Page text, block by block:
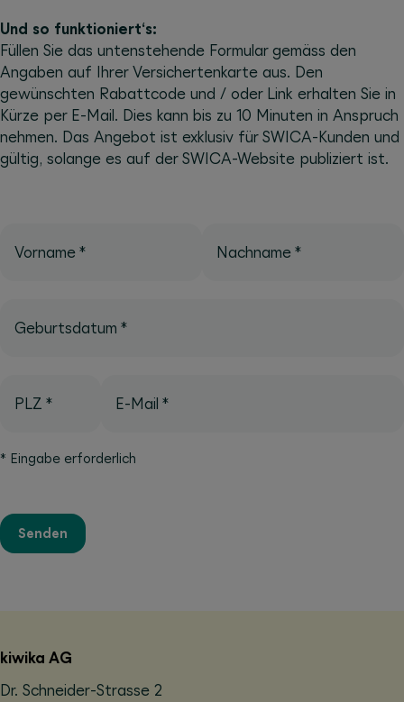
Und so funktioniert‘s:
Füllen Sie das untenstehende Formular gemäss den
Angaben auf Ihrer Versichertenkarte aus. Den
gewünschten Rabattcode und / oder Link erhalten Sie in
Kürze per E-Mail. Dies kann bis zu 10 Minuten in Anspruch
nehmen. Das Angebot ist exklusiv für SWICA-Kunden und
gültig, solange es auf der SWICA-Website publiziert ist.
Vorname * Nachname *
Geburtsdatum *
PLZ * E-Mail *
* Eingabe erforderlich
Senden
kiwika AG
Dr. Schneider-Strasse 2